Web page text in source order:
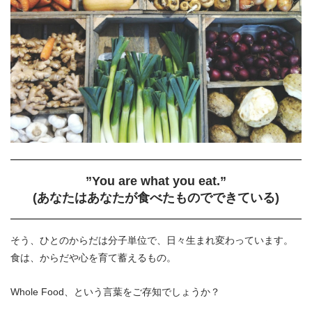
”You are what you eat.”
(あなたはあなたが食べたものでできている)
そう、ひとのからだは分子単位で、日々生まれ変わっています。
食は、からだや心を育て蓄えるもの。
Whole Food、という言葉をご存知でしょうか？